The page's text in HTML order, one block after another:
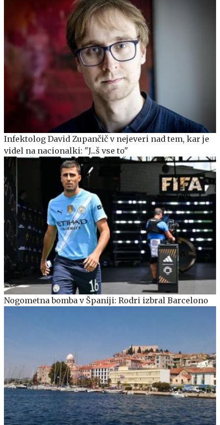
Infektolog David Zupančič v nejeveri nad tem, kar je
videl na nacionalki: "J...š vse to"
Nogometna bomba v Španiji: Rodri izbral Barcelono